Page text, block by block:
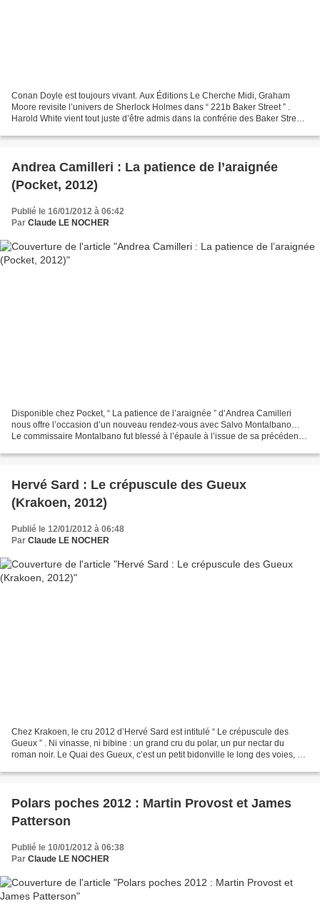
Conan Doyle est toujours vivant. Aux Éditions Le Cherche Midi, Graham
Moore revisite l’univers de Sherlock Holmes dans “ 221b Baker Street ” .
Harold White vient tout juste d’être admis dans la confrérie des Baker Street
Andrea Camilleri : La patience de l’araignée
(Pocket, 2012)
Publié le 16/01/2012 à 06:42
Par Claude LE NOCHER
Disponible chez Pocket, “ La patience de l’araignée ” d’Andrea Camilleri
nous offre l’occasion d’un nouveau rendez-vous avec Salvo Montalbano…
Le commissaire Montalbano fut blessé à l’épaule à l’issue de sa précédente
Hervé Sard : Le crépuscule des Gueux
(Krakoen, 2012)
Publié le 12/01/2012 à 06:48
Par Claude LE NOCHER
Chez Krakoen, le cru 2012 d’Hervé Sard est intitulé “ Le crépuscule des
Gueux ” . Ni vinasse, ni bibine : un grand cru du polar, un pur nectar du
roman noir. Le Quai des Gueux, c’est un petit bidonville le long des voies, du
Polars poches 2012 : Martin Provost et James
Patterson
Publié le 10/01/2012 à 06:38
Par Claude LE NOCHER